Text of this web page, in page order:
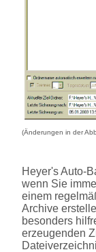
(Änderungen in der
Heyer's Auto-
wenn Sie
einem
Archive
besonders
erzeugenden